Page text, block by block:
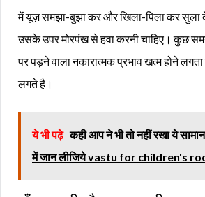
में यूज़ समझा-बुझा कर और खिला-पिला कर सुला
उसके उपर मोरपंख से हवा करनी चाहिए। कुछ
पर पड़ने वाला नकारात्मक प्रभाव खत्म होने
लगते है।
ये भी पढ़े कही आप ने भी तो नहीं रखा ये
में जान लीजिये vastu for children's